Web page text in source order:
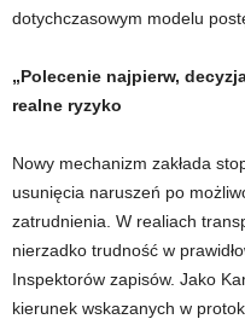
dotychczasowym modelu
„Polecenie najpierw,
realne ryzyko
Nowy mechanizm zakłada
usunięcia naruszeń po
zatrudnienia. W realiach
nierzadko trudność w
Inspektorów zapisów. Jako
kierunek wskazanych w